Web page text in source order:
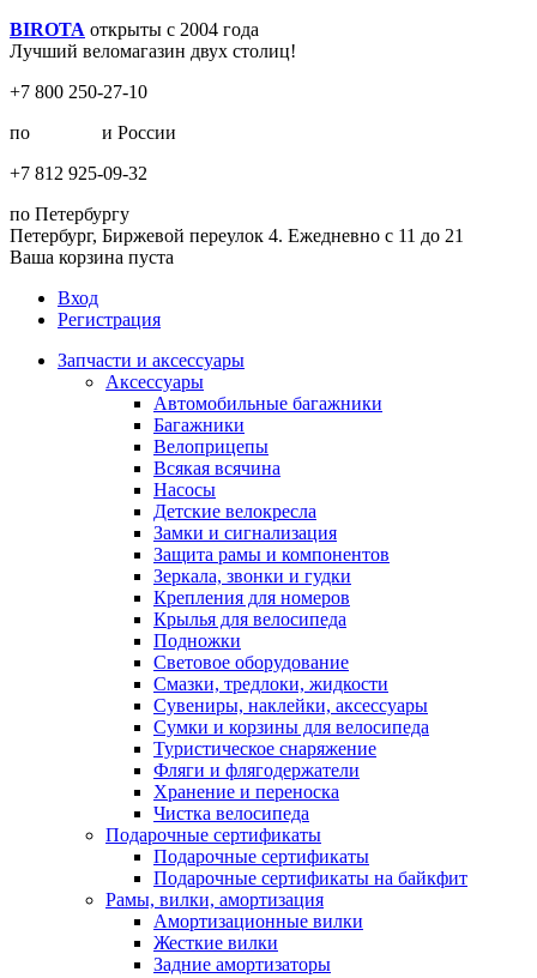
BIROTA открыты с 2004 года
Лучший веломагазин двух столиц!
+7 800 250-27-10
по
и России
+7 812 925-09-32
по Петербургу
Петербург, Биржевой переулок 4. Ежедневно с 11 до 21
Ваша корзина пуста
Вход
Регистрация
Запчасти и аксессуары
Аксессуары
Автомобильные багажники
Багажники
Велоприцепы
Всякая всячина
Насосы
Детские велокресла
Замки и сигнализация
Защита рамы и компонентов
Зеркала, звонки и гудки
Крепления для номеров
Крылья для велосипеда
Подножки
Световое оборудование
Смазки, тредлоки, жидкости
Сувениры, наклейки, аксессуары
Сумки и корзины для велосипеда
Туристическое снаряжение
Фляги и флягодержатели
Хранение и переноска
Чистка велосипеда
Подарочные сертификаты
Подарочные сертификаты
Подарочные сертификаты на байкфит
Рамы, вилки, амортизация
Амортизационные вилки
Жесткие вилки
Задние амортизаторы